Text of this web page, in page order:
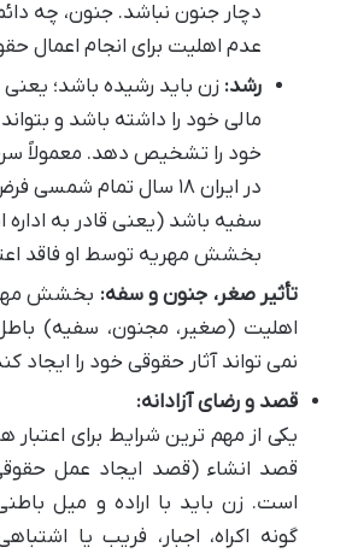
دچار جنون نباشد. جنون، چه
عدم اهلیت برای انجام اعمال
رشد: زن باید رشیده باشد؛ یعنی
مالی خود را داشته باشد و
خود را تشخیص دهد. معمولاً سن
در ایران ۱۸ سال تمام
سفیه باشد (یعنی قادر به اداره
بخشش مهریه توسط او فاقد
تأثیر صغر، جنون و سفه: بخشش
اهلیت (صغیر، مجنون، سفیه)
نمی تواند آثار حقوقی خود را ایجاد
قصد و رضای آزادانه:
یکی از مهم ترین شرایط برای
قصد انشاء (قصد ایجاد عمل
است. زن باید با اراده و میل
گونه اکراه، اجبار، فریب یا